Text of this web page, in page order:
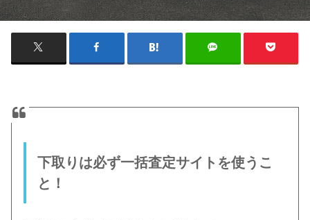
下取りは必ず一括査定サイトを使うこ
と！